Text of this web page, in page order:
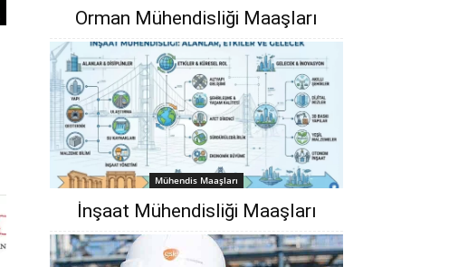
Orman Mühendisliği‎ Maaşları
Mühendis Maaşları
İnşaat Mühendisliği Maaşları